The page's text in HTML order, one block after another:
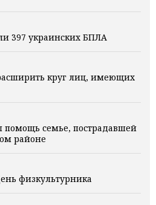
397 украинских БПЛА
круг лиц, имеющих
помощь семье, пострадавшей
районе
физкультурника